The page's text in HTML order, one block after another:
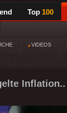
Top 100
VIDEOS
Inflation..